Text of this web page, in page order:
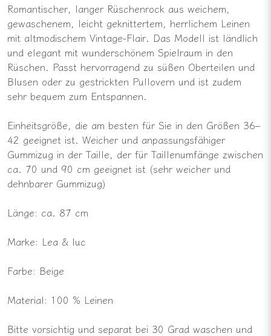
Romantischer, langer Rüschenrock aus weichem,
gewaschenem, leicht geknittertem, herrlichem Leinen
mit altmodischem Vintage-Flair. Das Modell ist ländlich
und elegant mit wunderschönem Spielraum in den
Rüschen. Passt hervorragend zu süßen Oberteilen und
Blusen oder zu gestrickten Pullovern und ist zudem
sehr bequem zum Entspannen.
Einheitsgröße, die am besten für Sie in den Größen 36–
42 geeignet ist. Weicher und anpassungsfähiger
Gummizug in der Taille, der für Taillenumfänge zwischen
ca. 70 und 90 cm geeignet ist (sehr weicher und
dehnbarer Gummizug)
Länge: ca. 87 cm
Marke: Lea & luc
Farbe: Beige
Material: 100 % Leinen
Bitte vorsichtig und separat bei 30 Grad waschen und